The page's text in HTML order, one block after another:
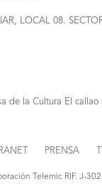
LOCAL 08.
de la Cultura El callao
PRENSA
Telemic RIF. J-